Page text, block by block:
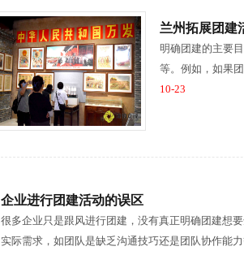
兰州拓展团建
明确团建的主要
等。例如，如果
10-23
企业进行团建活动的误区
很多企业只是跟风进行团建，没有真正明确团建想
实际需求，如团队是缺乏沟通技巧还是团队协作能力